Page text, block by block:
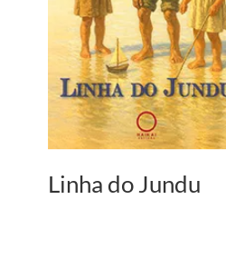
Linha do Jundu